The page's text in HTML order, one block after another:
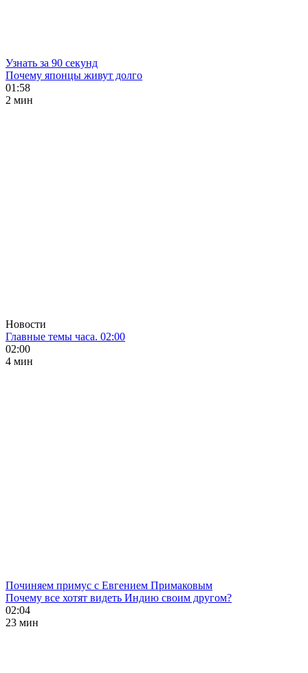
Узнать за 90 секунд
Почему японцы живут долго
01:58
2 мин
Новости
Главные темы часа. 02:00
02:00
4 мин
Починяем примус с Евгением Примаковым
Почему все хотят видеть Индию своим другом?
02:04
23 мин